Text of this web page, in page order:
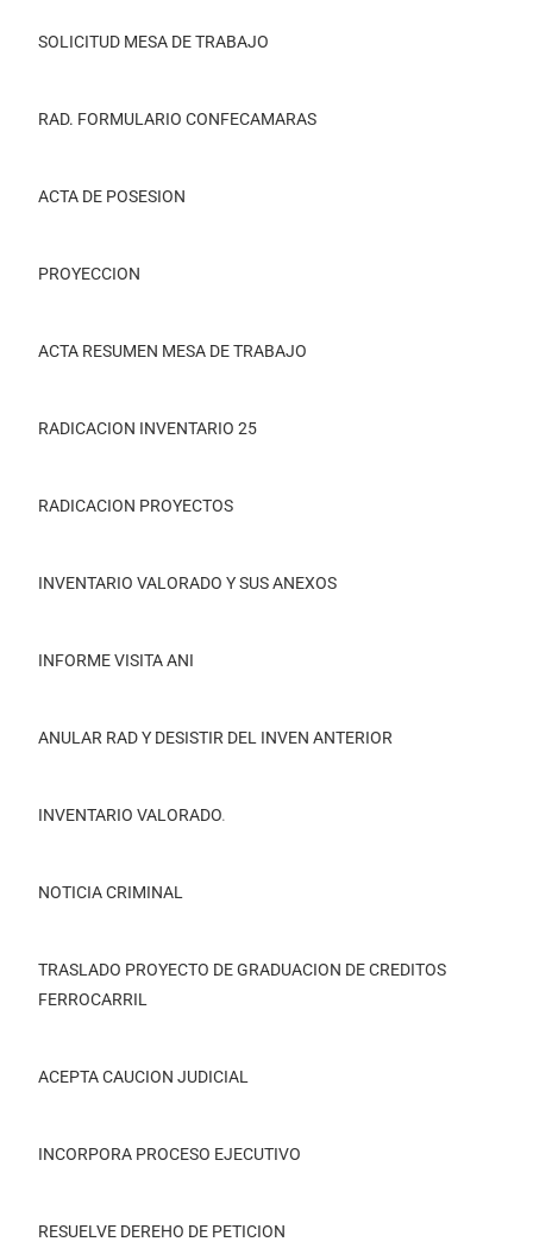
SOLICITUD MESA DE TRABAJO
RAD. FORMULARIO CONFECAMARAS
ACTA DE POSESION
PROYECCION
ACTA RESUMEN MESA DE TRABAJO
RADICACION INVENTARIO 25
RADICACION PROYECTOS
INVENTARIO VALORADO Y SUS ANEXOS
INFORME VISITA ANI
ANULAR RAD Y DESISTIR DEL INVEN ANTERIOR
INVENTARIO VALORADO.
NOTICIA CRIMINAL
TRASLADO PROYECTO DE GRADUACION DE CREDITOS
FERROCARRIL
ACEPTA CAUCION JUDICIAL
INCORPORA PROCESO EJECUTIVO
RESUELVE DEREHO DE PETICION